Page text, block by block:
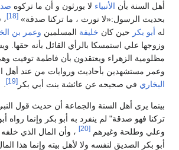
أهل السنة بأن الأنبياء لا يورثون و أن ما تركوه
بحديث الرسول:«لا نورث ، ما تركنا صدقة» [18]
،
له أبو بكر حين كان خليفة المسلمين وعمر بن
وزوجها علي استمسكا بالرأي القائل بأنه حقها.
مظلومية الزهراء ويعتقدون بأن فاطمة توفيت
وعمر مستشهدين بأحاديث وروايات من عند أهل
البخاري في صحيحه عن عائشة بنت أبي بكر [19]
بينما يرى أهل السنة والجماعة أن حديث قول
تركنا فهو صدقة" لم ينفرد به أبو بكر وإنما رواه
وعلي وطلحة وغيرهم [20]
، وأن المال الذي
أبو بكر الصديق لنفسه ولا لأهل بيته وإنما هذا